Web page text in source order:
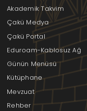
Akademik Takvim
Çakü Medya
Çakü Portal
Eduroam-Kablosuz Ağ
Günün Menüsü
Kütüphane
Mevzuat
Rehber